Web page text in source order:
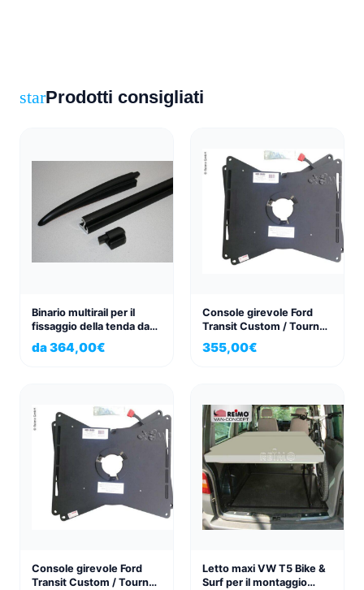
starProdotti consigliati
Binario multirail per il
fissaggio della tenda da
sole Volkswagen
VWT4/T5/T6 destra
da364,00€
Console girevole Ford
Transit Custom / Tourneo
lato guida con
abbassamento del freno
355,00€
Console girevole Ford
Transit Custom / Tourneo
Letto maxi VW T5 Bike &
Surf per il montaggio